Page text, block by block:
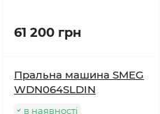
61 200 грн
Пральна машина SMEG
WDN064SLDIN
в наявності